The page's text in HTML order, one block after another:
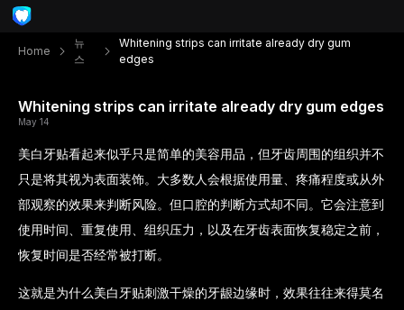
Home
뉴
스
Whitening strips can irritate already dry gum
edges
Whitening strips can irritate already dry gum edges
May 14
美白牙贴看起来似乎只是简单的美容用品，但牙齿周围的组织并不
只是将其视为表面装饰。大多数人会根据使用量、疼痛程度或从外
部观察的效果来判断风险。但口腔的判断方式却不同。它会注意到
使用时间、重复使用、组织压力，以及在牙齿表面恢复稳定之前，
恢复时间是否经常被打断。
这就是为什么美白牙贴刺激干燥的牙龈边缘时，效果往往来得莫名